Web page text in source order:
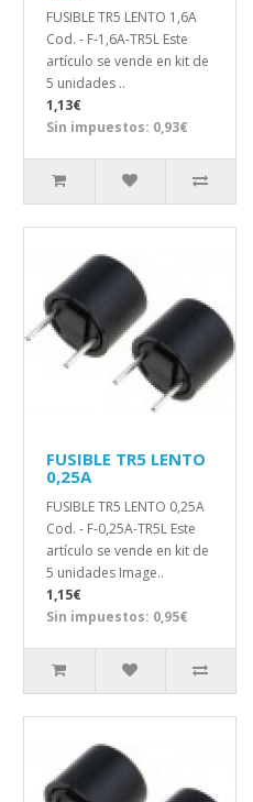
FUSIBLE TR5 LENTO 1,6A
Cod. - F-1,6A-TR5L Este
artículo se vende en kit de
5 unidades ..
1,13€
Sin impuestos: 0,93€
FUSIBLE TR5 LENTO
0,25A
FUSIBLE TR5 LENTO 0,25A
Cod. - F-0,25A-TR5L Este
artículo se vende en kit de
5 unidades Image..
1,15€
Sin impuestos: 0,95€